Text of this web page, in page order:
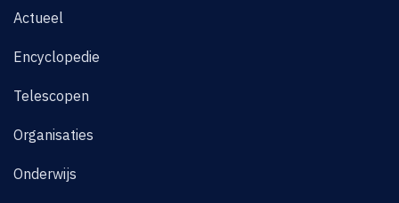
Actueel
Encyclopedie
Telescopen
Organisaties
Onderwijs